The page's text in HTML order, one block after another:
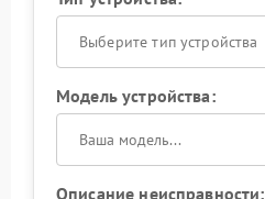
Выберите тип устройства
Модель устройства:
Описание неисправности: